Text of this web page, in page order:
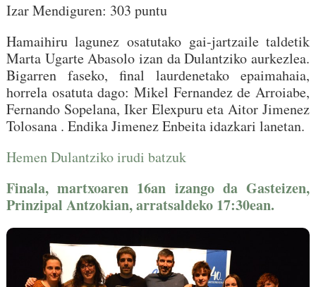
Izar Mendiguren: 303 puntu
Hamaihiru lagunez osatutako gai-jartzaile taldetik
Marta Ugarte Abasolo izan da Dulantziko aurkezlea.
Bigarren faseko, final laurdenetako epaimahaia,
horrela osatuta dago: Mikel Fernandez de Arroiabe,
Fernando Sopelana, Iker Elexpuru eta Aitor Jimenez
Tolosana . Endika Jimenez Enbeita idazkari lanetan.
Hemen Dulantziko irudi batzuk
Finala, martxoaren 16an izango da Gasteizen,
Prinzipal Antzokian, arratsaldeko 17:30ean.